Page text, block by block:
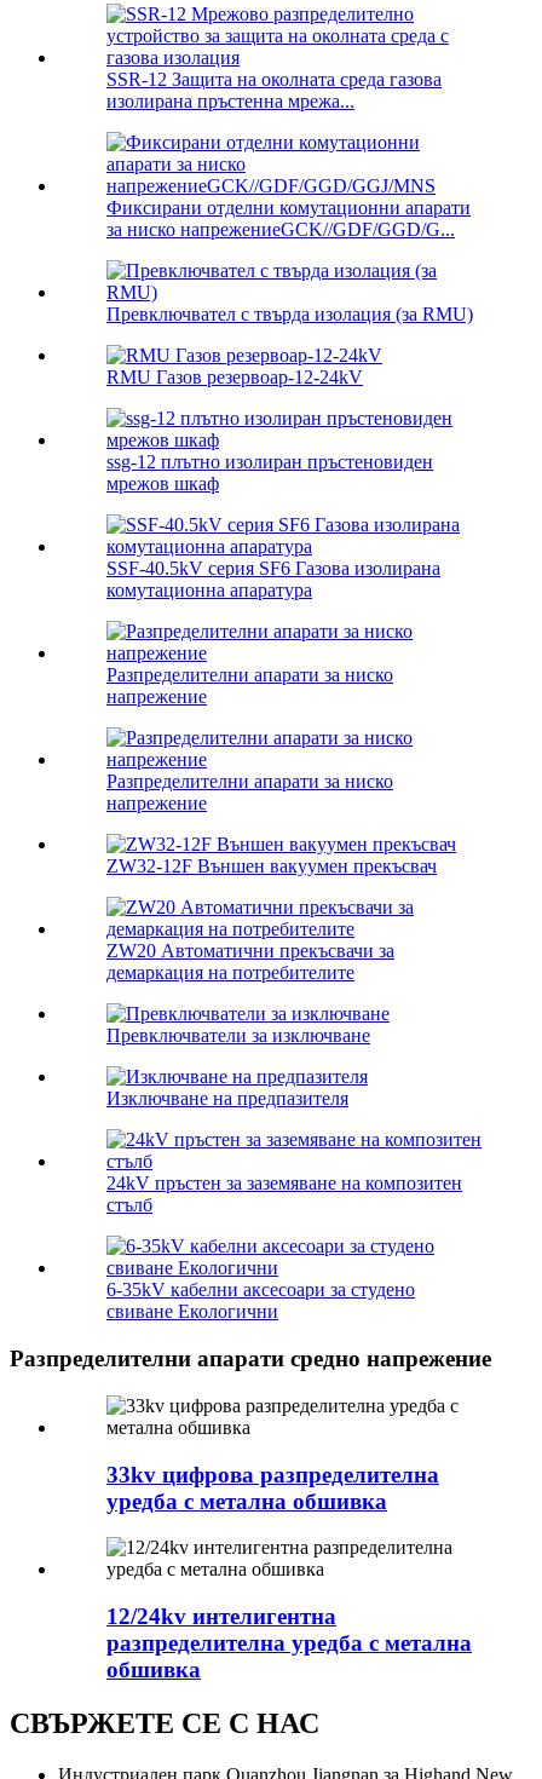
SSR-12 Защита на околната среда газова
изолирана пръстенна мрежа...
Фиксирани отделни комутационни апарати
за ниско напрежениеGCK//GDF/GGD/G...
Превключвател с твърда изолация (за RMU)
RMU Газов резервоар-12-24kV
ssg-12 плътно изолиран пръстеновиден
мрежов шкаф
SSF-40.5kV серия SF6 Газова изолирана
комутационна апаратура
Разпределителни апарати за ниско
напрежение
Разпределителни апарати за ниско
напрежение
ZW32-12F Външен вакуумен прекъсвач
ZW20 Автоматични прекъсвачи за
демаркация на потребителите
Превключватели за изключване
Изключване на предпазителя
24kV пръстен за заземяване на композитен
стълб
6-35kV кабелни аксесоари за студено
свиване Екологични
Разпределителни апарати средно напрежение
33kv цифрова разпределителна
уредба с метална обшивка
12/24kv интелигентна
разпределителна уредба с метална
обшивка
СВЪРЖЕТЕ СЕ С НАС
Индустриален парк Quanzhou Jiangnan за Highand New